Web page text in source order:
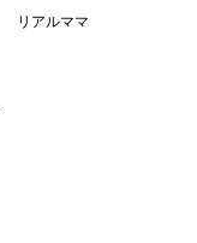
リアルママ